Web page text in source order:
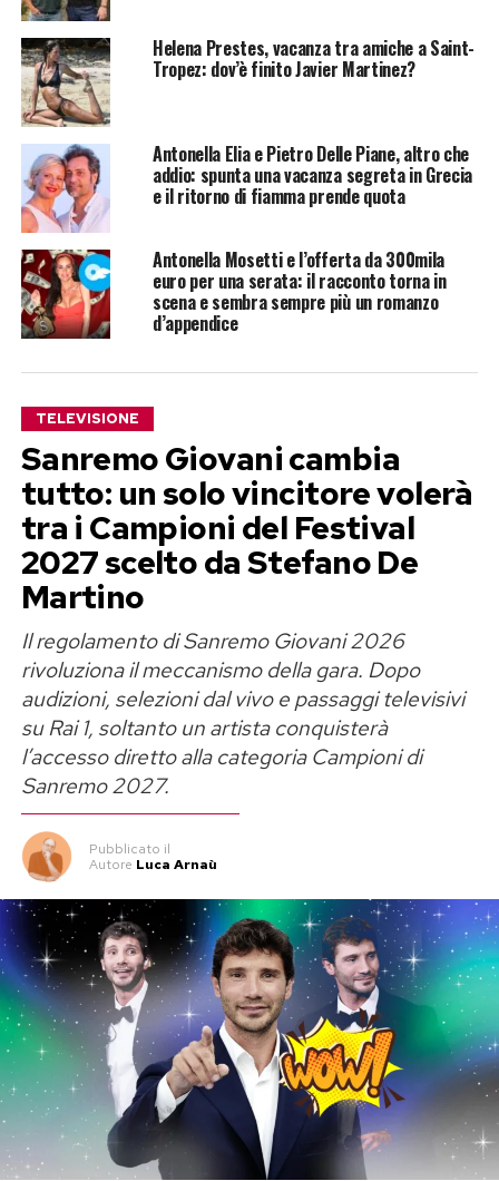
Helena Prestes, vacanza tra amiche a Saint-
Tropez: dov’è finito Javier Martinez?
Antonella Elia e Pietro Delle Piane, altro che
addio: spunta una vacanza segreta in Grecia
e il ritorno di fiamma prende quota
Antonella Mosetti e l’offerta da 300mila
euro per una serata: il racconto torna in
scena e sembra sempre più un romanzo
d’appendice
TELEVISIONE
Sanremo Giovani cambia
tutto: un solo vincitore volerà
tra i Campioni del Festival
2027 scelto da Stefano De
Martino
Il regolamento di Sanremo Giovani 2026
rivoluziona il meccanismo della gara. Dopo
audizioni, selezioni dal vivo e passaggi televisivi
su Rai 1, soltanto un artista conquisterà
l’accesso diretto alla categoria Campioni di
Sanremo 2027.
Pubblicato il
Autore Luca Arnaù